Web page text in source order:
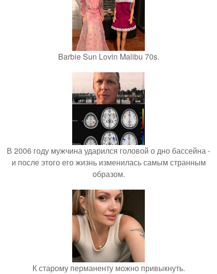
Barbie Sun Lovin Malibu 70s.
В 2006 году мужчина ударился головой о дно бассейна -
и после этого его жизнь изменилась самым странным
образом.
К старому перманенту можно привыкнуть.